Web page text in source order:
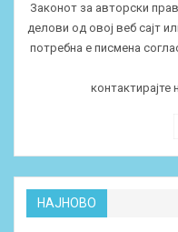
Законот за авторски
делови од овој веб сајт
потребна е писмена
контактирајте
НАЈНОВО